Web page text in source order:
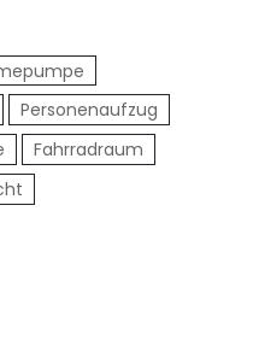
Personenaufzug
Fahrradraum